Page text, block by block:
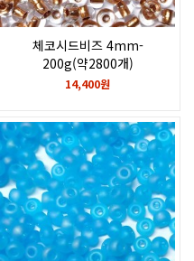
체코시드비즈 4mm-
200g(약2800개)
Crystal, copper lined
14,400원